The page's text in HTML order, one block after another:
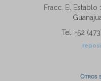
Fracc. El Establo
Tel: +52
Otros